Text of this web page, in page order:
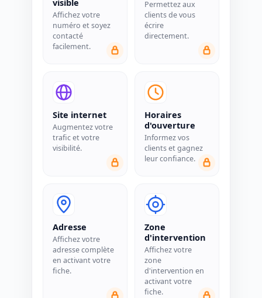
visible
Affichez votre
numéro et soyez
contacté
facilement.
Permettez aux
clients de vous
écrire
directement.
Site internet
Augmentez votre
trafic et votre
visibilité.
Horaires
d'ouverture
Informez vos
clients et gagnez
leur confiance.
Adresse
Affichez votre
adresse complète
en activant votre
fiche.
Zone
d'intervention
Affichez votre
zone
d'intervention en
activant votre
fiche.